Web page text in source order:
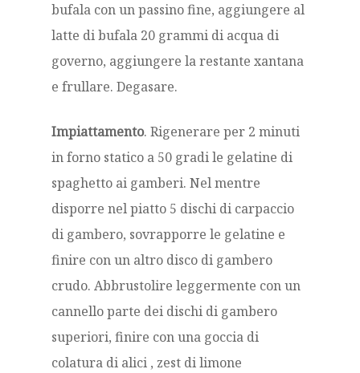
bufala con un passino fine, aggiungere al
latte di bufala 20 grammi di acqua di
governo, aggiungere la restante xantana
e frullare. Degasare.
Impiattamento. Rigenerare per 2 minuti
in forno statico a 50 gradi le gelatine di
spaghetto ai gamberi. Nel mentre
disporre nel piatto 5 dischi di carpaccio
di gambero, sovrapporre le gelatine e
finire con un altro disco di gambero
crudo. Abbrustolire leggermente con un
cannello parte dei dischi di gambero
superiori, finire con una goccia di
colatura di alici , zest di limone